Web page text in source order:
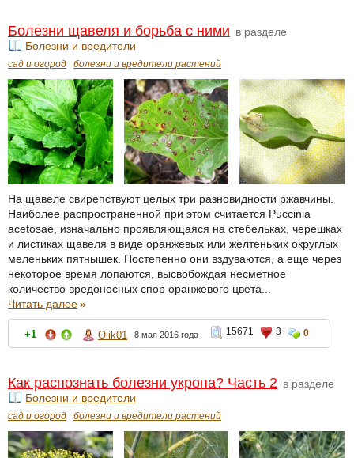
Болезни щавеля и борьба с ними в разделе
Болезни и вредители
сад и огород болезни и вредители растений
На щавеле свирепствуют целых три разновидности ржавчины.
Наиболее распространенной при этом считается Puccinia
acetosae, изначально проявляющаяся на стебельках, черешках
и листиках щавеля в виде оранжевых или желтеньких округлых
меленьких пятнышек. Постепенно они вздуваются, а еще через
некоторое время лопаются, высвобождая несметное
количество вредоносных спор оранжевого цвета...
Читать далее»
+1 Olik01 8 мая 2016 года 15671 3 0
Как распознать болезни укропа? Часть 2 в разделе
Болезни и вредители
сад и огород болезни и вредители растений